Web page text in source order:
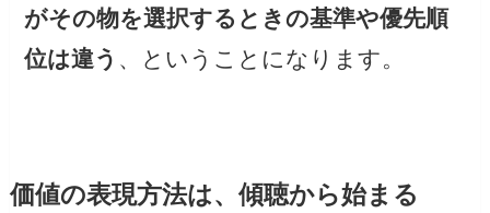
がその物を選択するときの基準や優先順
位は違う 、ということになります。
価値の表現方法は、傾聴から始まる